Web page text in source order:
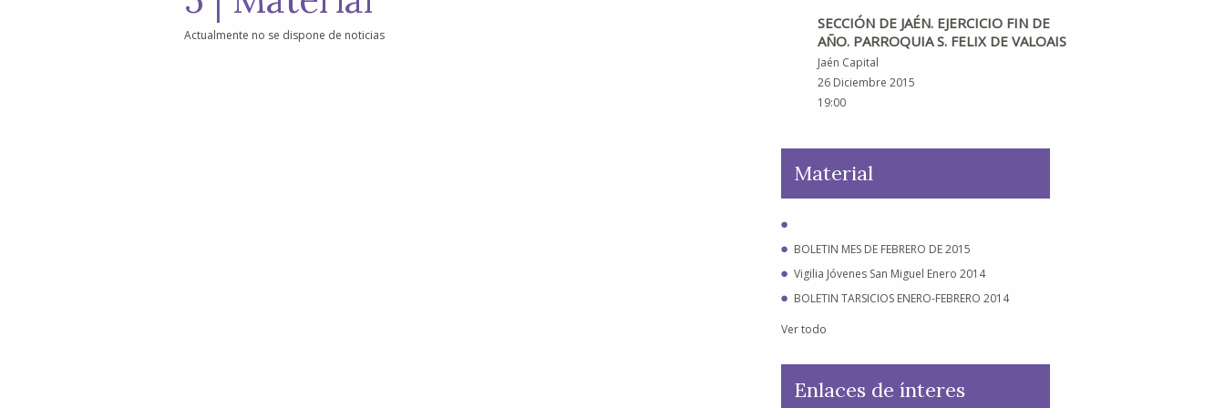
Actualmente no se dispone de noticias
SECCIÓN DE JAÉN. EJERCICIO FIN DE
AÑO. PARROQUIA S. FELIX DE VALOAIS
Jaén Capital
26 Diciembre 2015
19:00
VIGILIA DE DIFUNTOS SECCIÓN DE
JAÉN
Jaén Capital
02 Noviembre 2015
21:00
Material
BOLETIN MES DE FEBRERO DE 2015
Vigilia Jóvenes San Miguel Enero 2014
BOLETIN TARSICIOS ENERO-FEBRERO 2014
Ver todo
Enlaces de ínteres